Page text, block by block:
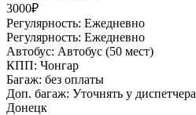
3000₽
Регулярность: Ежедневно
Регулярность: Ежедневно
Автобус: Автобус (50 мест)
КПП: Чонгар
Багаж: без оплаты
Доп. багаж: Уточнять у диспетчера
Донецк